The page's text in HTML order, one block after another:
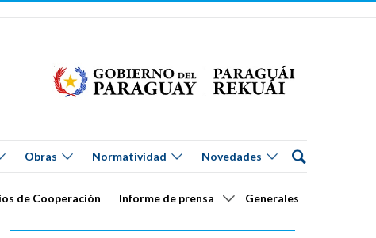
Obras Normatividad Novedades
de Cooperación Informe de prensa Generales